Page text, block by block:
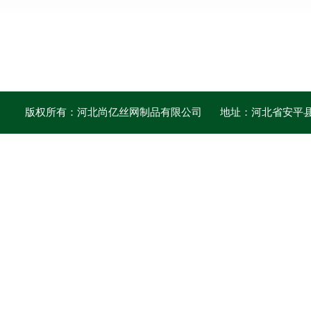
版权所有：河北尚亿丝网制品有限公司 地址：河北省安平